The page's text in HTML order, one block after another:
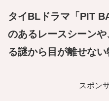
タイBLドラマ「PIT
のあるレースシーン
る謎から目が離せない
スポン